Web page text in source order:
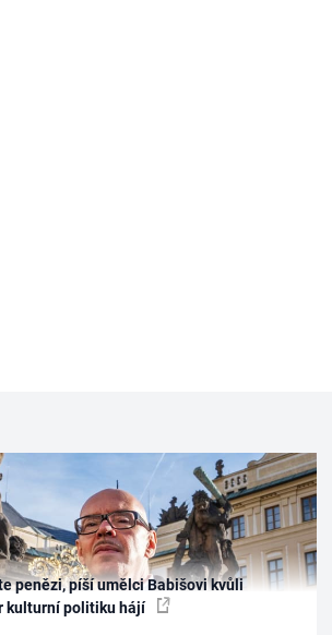
penězi, píší umělci Babišovi kvůli
kulturní politiku hájí